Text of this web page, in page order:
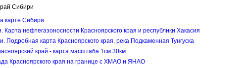
Сибири
карте Сибири
Карта нефтегазоносности Красноярского края и республики Хакасия
Подробная карта Красноярского края, река Подкаменная Тунгуска
край - карта масштаба 1см:30км
Красноярского края на границе с ХМАО и ЯНАО